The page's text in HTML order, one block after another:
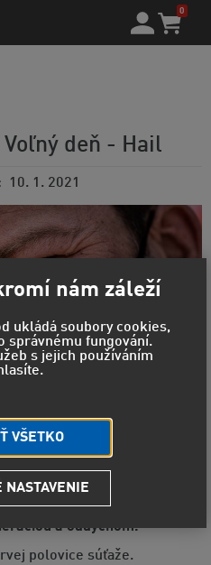
0
deň - Hail
10. 1. 2021
a oddychom.
polovice súťaže.
nám záleží
ukládá soubory cookies,
správnému fungování.
s jejich používáním
VŠETKO
NASTAVENIE